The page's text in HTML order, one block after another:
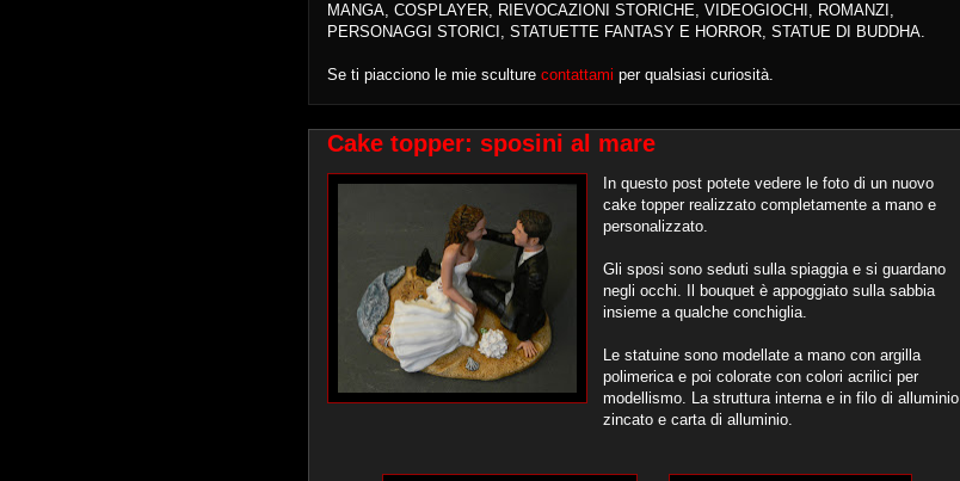
MANGA, COSPLAYER, RIEVOCAZIONI STORICHE, VIDEOGIOCHI, ROMANZI,
PERSONAGGI STORICI, STATUETTE FANTASY E HORROR, STATUE DI BUDDHA.
Se ti piacciono le mie sculture contattami per qualsiasi curiosità.
Cake topper: sposini al mare
In questo post potete vedere le foto di un nuovo
cake topper realizzato completamente a mano e
personalizzato.
Gli sposi sono seduti sulla spiaggia e si guardano
negli occhi. Il bouquet è appoggiato sulla sabbia
insieme a qualche conchiglia.
Le statuine sono modellate a mano con argilla
polimerica e poi colorate con colori acrilici per
modellismo. La struttura interna e in filo di alluminio
zincato e carta di alluminio.